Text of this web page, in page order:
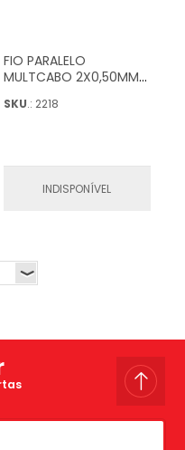
FIO PARALELO
MULTCABO 2X0,50MM
BRANCA (100M) -
SKU.: 2218
INDISPONÍVEL